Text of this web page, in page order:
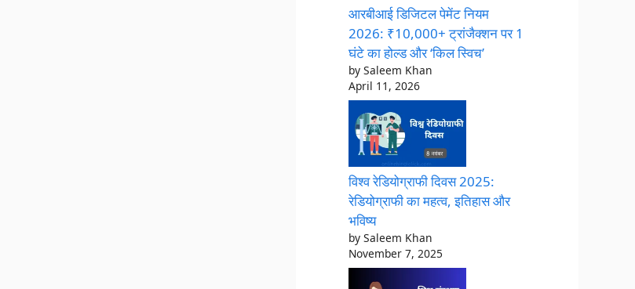
आरबीआई डिजिटल पेमेंट नियम
2026: ₹10,000+ ट्रांजैक्शन पर 1
घंटे का होल्ड और ‘किल स्विच’
by Saleem Khan
April 11, 2026
विश्व रेडियोग्राफी दिवस 2025:
रेडियोग्राफी का महत्व, इतिहास और
भविष्य
by Saleem Khan
November 7, 2025